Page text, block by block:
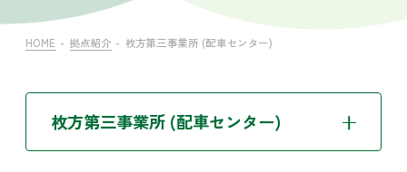
HOME 拠点紹介 枚方第三事業所 (配車センター)
枚方第三事業所 (配車センター)